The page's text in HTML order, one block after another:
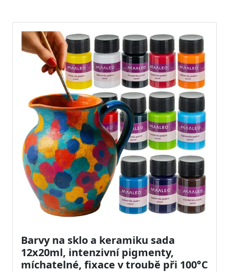
Barvy na sklo a keramiku sada
12x20ml, intenzivní pigmenty,
míchatelné, fixace v troubě při 100°C